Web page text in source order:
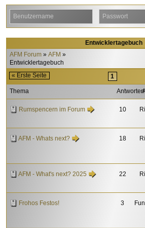
Entwicklertagebuch
AFM Forum
AFM
Entwicklertagebuch
« Erste Seite
1
Thema Antworten
Rumspencern im Forum 10
AFM - Whats next? 18
AFM - What's next? 2025 22
Frohos Festos! 3